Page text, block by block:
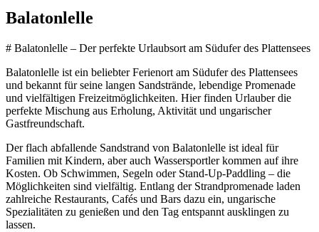
Balatonlelle
# Balatonlelle – Der perfekte Urlaubsort am Südufer des Plattensees
Balatonlelle ist ein beliebter Ferienort am Südufer des Plattensees
und bekannt für seine langen Sandstrände, lebendige Promenade
und vielfältigen Freizeitmöglichkeiten. Hier finden Urlauber die
perfekte Mischung aus Erholung, Aktivität und ungarischer
Gastfreundschaft.
Der flach abfallende Sandstrand von Balatonlelle ist ideal für
Familien mit Kindern, aber auch Wassersportler kommen auf ihre
Kosten. Ob Schwimmen, Segeln oder Stand-Up-Paddling – die
Möglichkeiten sind vielfältig. Entlang der Strandpromenade laden
zahlreiche Restaurants, Cafés und Bars dazu ein, ungarische
Spezialitäten zu genießen und den Tag entspannt ausklingen zu
lassen.